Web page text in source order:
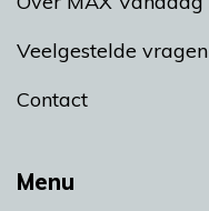
Menu
Veelgestelde vragen
Contact